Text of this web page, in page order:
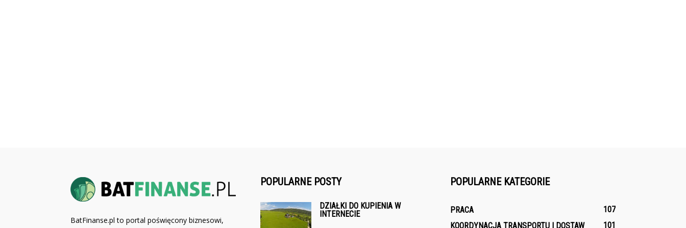
BatFinanse.pl to portal poświęcony biznesowi,
POPULARNE POSTY
DZIAŁKI DO KUPIENIA W
INTERNECIE
POPULARNE KATEGORIE
PRACA
107
KOORDYNACJA TRANSPORTU I DOSTAW
101